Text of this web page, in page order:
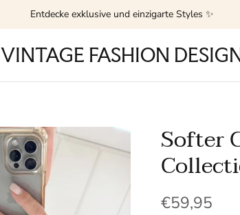
Entdecke exklusive und einzigarte Styles ✨
VINTAGE FASHION
Softer
Normaler
€59,95